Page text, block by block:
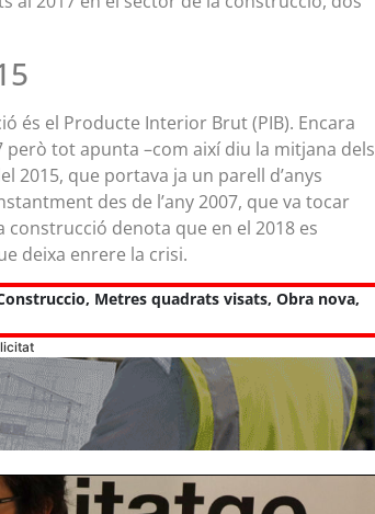
és el Producte Interior Brut (PIB). Encara
però tot apunta –com així diu la mitjana dels
2015, que portava ja un parell d’anys
des de l’any 2007, que va tocar
construcció denota que en el 2018 es
deixa enrere la crisi.
, Metres quadrats visats, Obra nova,